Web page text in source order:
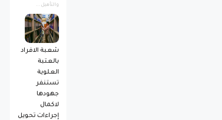
والتأهيل...
شعبة الافراد
بالعتبة
العلوية
تستنفر
جهودها
لاكمال
إجراءات تحويل